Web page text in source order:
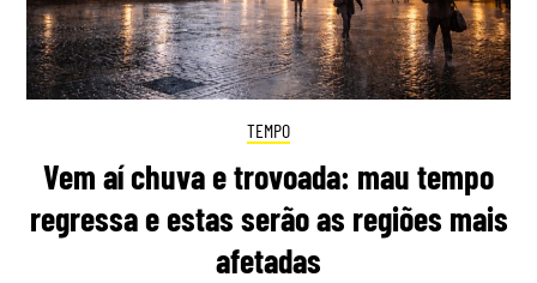
TEMPO
Vem aí chuva e trovoada: mau tempo
regressa e estas serão as regiões mais
afetadas